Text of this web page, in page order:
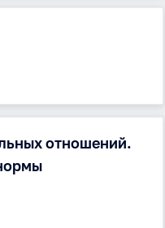
Регистрация
отношений.